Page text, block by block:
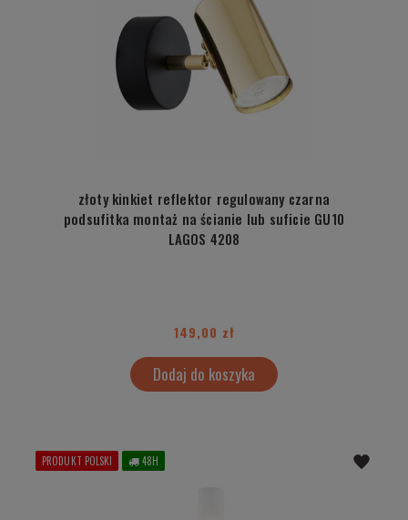
złoty kinkiet reflektor regulowany czarna
podsufitka montaż na ścianie lub suficie GU10
LAGOS 4208
149,00 zł
Dodaj do koszyka
PRODUKT POLSKI 48H